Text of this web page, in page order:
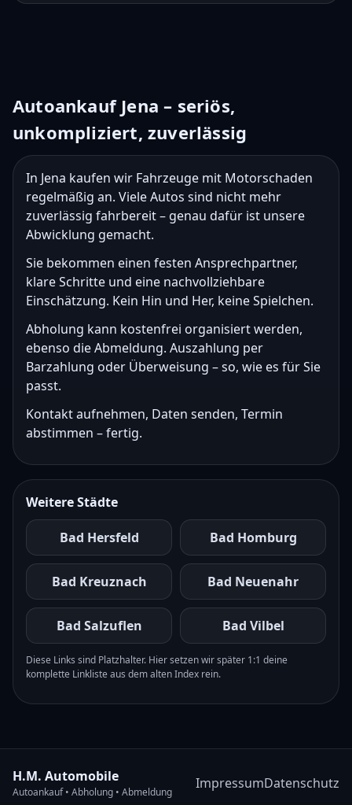
Autoankauf Jena – seriös,
unkompliziert, zuverlässig
In Jena kaufen wir Fahrzeuge mit Motorschaden
regelmäßig an. Viele Autos sind nicht mehr
zuverlässig fahrbereit – genau dafür ist unsere
Abwicklung gemacht.
Sie bekommen einen festen Ansprechpartner,
klare Schritte und eine nachvollziehbare
Einschätzung. Kein Hin und Her, keine Spielchen.
Abholung kann kostenfrei organisiert werden,
ebenso die Abmeldung. Auszahlung per
Barzahlung oder Überweisung – so, wie es für Sie
passt.
Kontakt aufnehmen, Daten senden, Termin
abstimmen – fertig.
Weitere Städte
Bad Hersfeld Bad Homburg
Bad Kreuznach Bad Neuenahr
Bad Salzuflen Bad Vilbel
Diese Links sind Platzhalter. Hier setzen wir später 1:1 deine
komplette Linkliste aus dem alten Index rein.
H.M. Automobile
Autoankauf • Abholung • Abmeldung
ImpressumDatenschutz